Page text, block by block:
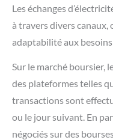
Les échanges
à travers divers
adaptabilité aux
Sur le marché boursier,
des plateformes telles
transactions sont
ou le jour suivant. En
négociés sur des